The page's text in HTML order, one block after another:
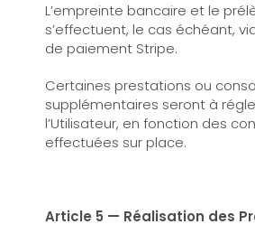
L’empreinte bancaire et le
s’effectuent, le cas échéant,
de paiement Stripe.
Certaines prestations ou
supplémentaires seront à
l’Utilisateur, en fonction des
effectuées sur place.
Article 5 — Réalisation des